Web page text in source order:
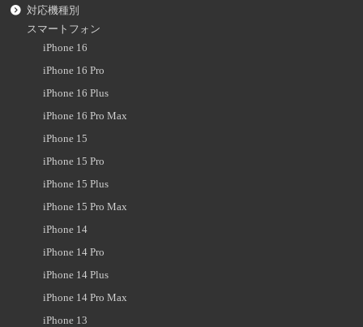
対応機種別
スマートフォン
iPhone 16
iPhone 16 Pro
iPhone 16 Plus
iPhone 16 Pro Max
iPhone 15
iPhone 15 Pro
iPhone 15 Plus
iPhone 15 Pro Max
iPhone 14
iPhone 14 Pro
iPhone 14 Plus
iPhone 14 Pro Max
iPhone 13